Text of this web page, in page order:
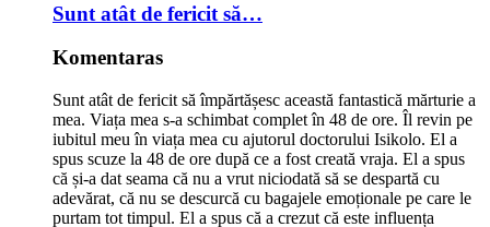
Sunt atât de fericit să…
Komentaras
Sunt atât de fericit să împărtășesc această fantastică mărturie a
mea. Viața mea s-a schimbat complet în 48 de ore. Îl revin pe
iubitul meu în viața mea cu ajutorul doctorului Isikolo. El a
spus scuze la 48 de ore după ce a fost creată vraja. El a spus
că și-a dat seama că nu a vrut niciodată să se despartă cu
adevărat, că nu se descurcă cu bagajele emoționale pe care le
purtam tot timpul. El a spus că a crezut că este influența